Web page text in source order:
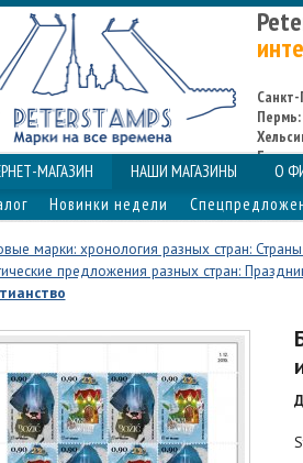
Пермь:
Espoo
МАГАЗИН НАШИ МАГАЗИНЫ
О
Новинки недели
марки: хронология разных стран:
предложения разных стран: